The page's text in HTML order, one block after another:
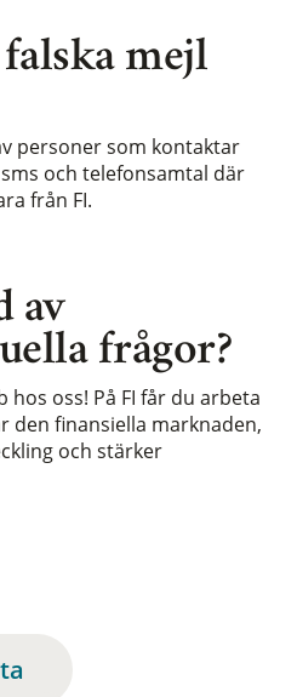
av
frågor?
oss! På FI får du arbeta
den finansiella marknaden,
och stärker
mejl
personer som kontaktar
och telefonsamtal där
från FI.